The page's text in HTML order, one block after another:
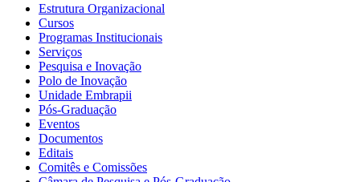
Estrutura Organizacional
Cursos
Programas Institucionais
Serviços
Pesquisa e Inovação
Polo de Inovação
Unidade Embrapii
Pós-Graduação
Eventos
Documentos
Editais
Comitês e Comissões